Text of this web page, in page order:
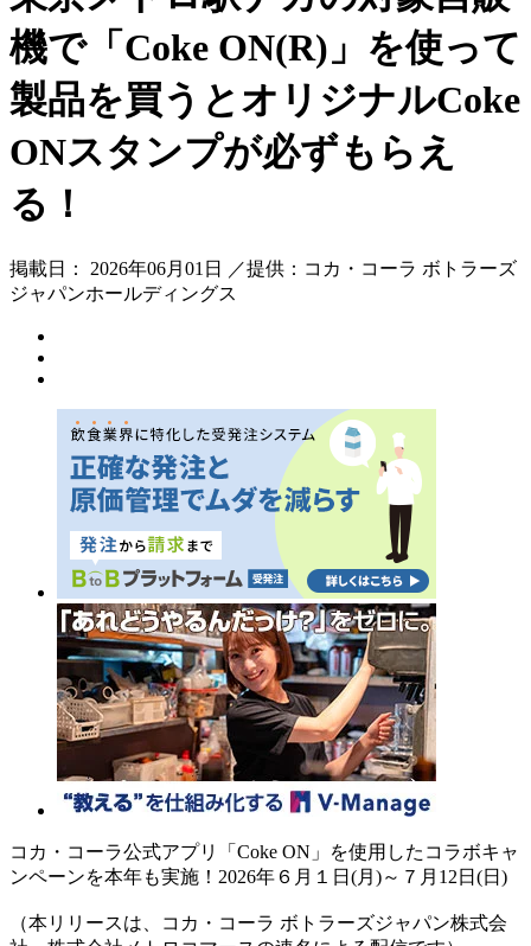
機で「Coke ON(R)」を使って
製品を買うとオリジナルCoke
ONスタンプが必ずもらえ
る！
掲載日： 2026年06月01日 ／提供：コカ・コーラ ボトラーズ
ジャパンホールディングス
コカ・コーラ公式アプリ「Coke ON」を使用したコラボキャ
ンペーンを本年も実施！2026年６月１日(月)～７月12日(日)
（本リリースは、コカ・コーラ ボトラーズジャパン株式会